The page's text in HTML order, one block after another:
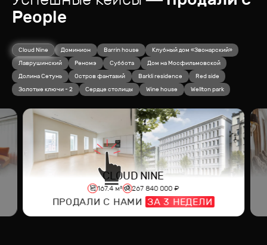
People
Cloud Nine Доминион Barrin house
Клубный дом «Звонарский»
Лаврушинский
Реномэ Суббота
Дом на Мосфильмовской
Долина Сетунь
Остров фантазий Barkli residence
Red side
Золотые ключи - 2
Сердце столицы Wine house Wellton park
CLOUD NINE
167.4м² 267 840 000₽
ПРОДАЛИ С НАМИ ЗА3 НЕДЕЛИ